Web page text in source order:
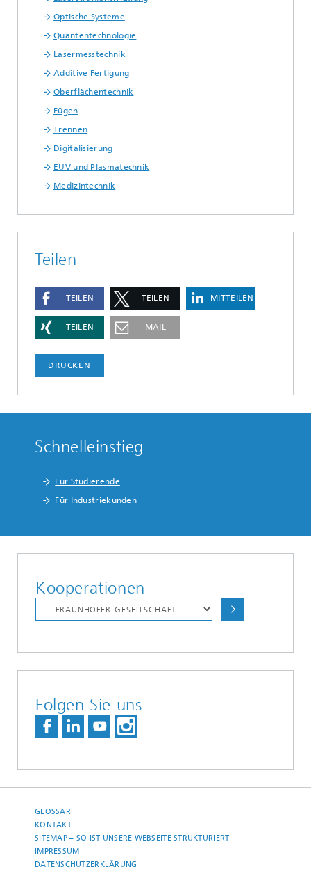
Optische Systeme
Quantentechnologie
Lasermesstechnik
Additive Fertigung
Oberflächentechnik
Fügen
Trennen
Digitalisierung
EUV und Plasmatechnik
Medizintechnik
Teilen
TEILEN TEILEN MITTEILEN
TEILEN MAIL
DRUCKEN
Schnelleinstieg
Für Studierende
Für Industriekunden
Kooperationen
Folgen Sie uns
GLOSSAR
KONTAKT
SITEMAP – SO IST UNSERE WEBSEITE STRUKTURIERT
IMPRESSUM
DATENSCHUTZERKLÄRUNG